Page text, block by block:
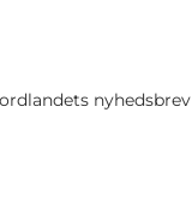
nyhedsbrev